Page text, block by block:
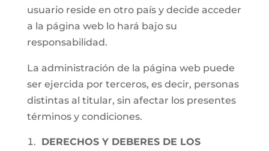
usuario reside en otro país y decide acceder
a la página web lo hará bajo su
responsabilidad.
La administración de la página web puede
ser ejercida por terceros, es decir, personas
distintas al titular, sin afectar los presentes
términos y condiciones.
DERECHOS Y DEBERES DE LOS